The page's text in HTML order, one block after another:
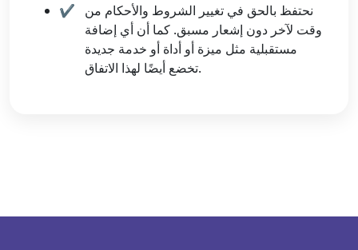
نحتفظ بالحق في تغيير الشروط والأحكام من
وقت لآخر دون إشعار مسبق. كما أن أي إضافة
مستقبلية مثل ميزة أو أداة أو خدمة جديدة
تخضع أيضًا لهذا الاتفاق.